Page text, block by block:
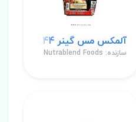
آلمکس مس گینر 5.44 کیلوگرم طعم وانیل دریم پودر
سازنده: Nutrablend Foods